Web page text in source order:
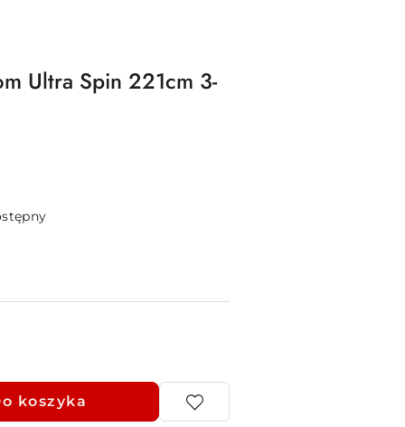
Ultra Spin 221cm 3-
koszyka